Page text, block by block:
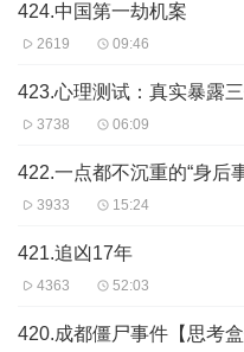
01:04:17 真相揭秘：火腿
424.中国第一劫机案
2619 09:46
423.心理测试：真实暴露
3738 06:09
422.一点都不沉重的“身后
3933 15:24
421.追凶17年
4363 52:03
420.成都僵尸事件【思考盒